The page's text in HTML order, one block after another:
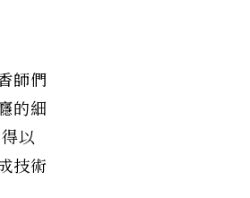
師們
的細
以
技術